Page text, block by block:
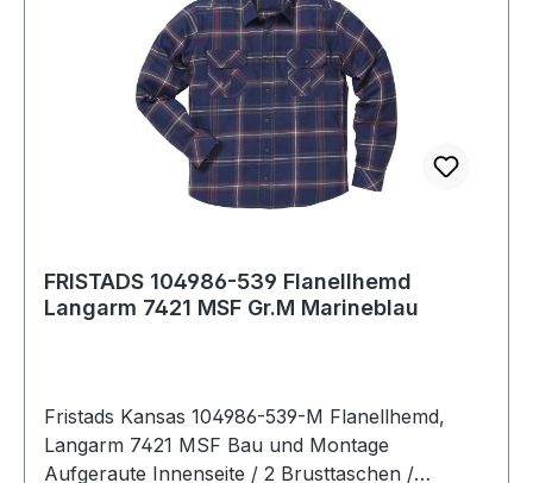
FRISTADS 104986-539 Flanellhemd
Langarm 7421 MSF Gr.M Marineblau
Fristads Kansas 104986-539-M Flanellhemd,
Langarm 7421 MSF Bau und Montage
Aufgeraute Innenseite / 2 Brusttaschen /